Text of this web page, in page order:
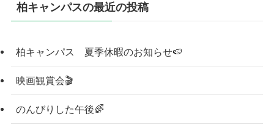
柏キャンパスの最近の投稿
柏キャンパス 夏季休暇のお知らせ🍉
映画観賞会🎬
のんびりした午後🌈